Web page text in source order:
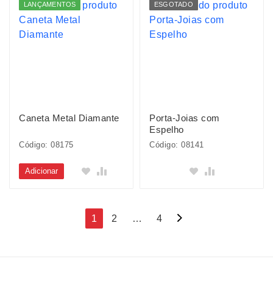
LANÇAMENTOS
Caneta Metal Diamante
Código: 08175
Adicionar
ESGOTADO
Porta-Joias com
Espelho
Código: 08141
Navegação
1 2 … 4